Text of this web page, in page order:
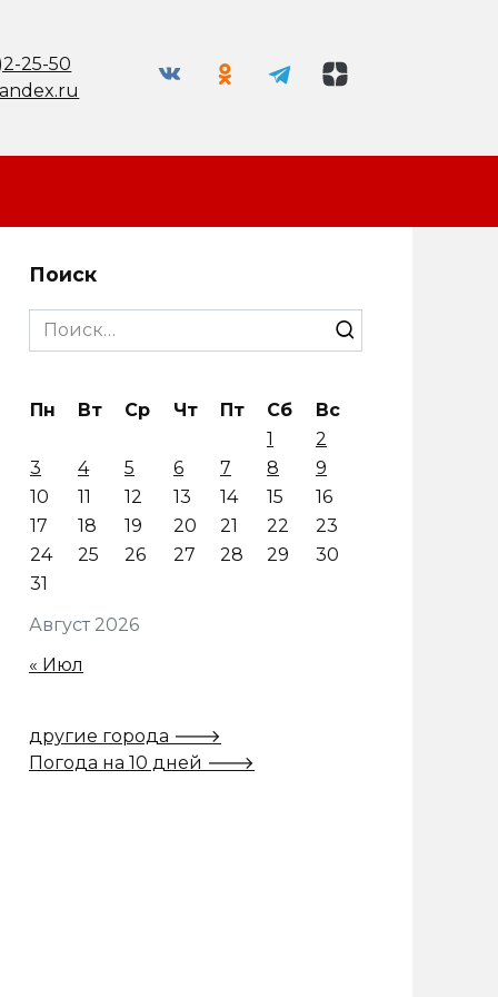
25-50
Поиск
Search
for:
Август 2026
Пн Вт Ср Чт Пт Сб
Вс
1
2
3
4 5 6 7 8
9
10
11 12 13 14 15
16
17
18 19 20 21 22
23
24
25 26 27 28 29
30
31
« Июл
другие города 🡒
Погода на 10 дней 🡒